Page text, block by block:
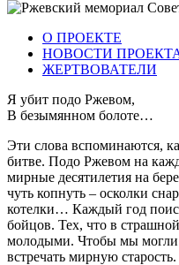
О ПРОЕКТЕ
НОВОСТИ
ЖЕРТВОВАТЕЛИ
Я убит подо Ржевом,
В безымянном болоте…
Эти слова вспоминаются,
битве. Подо Ржевом на
мирные десятилетия на
чуть копнуть – осколки
котелки… Каждый год
бойцов. Тех, что в
молодыми. Чтобы мы могли
встречать мирную старость.